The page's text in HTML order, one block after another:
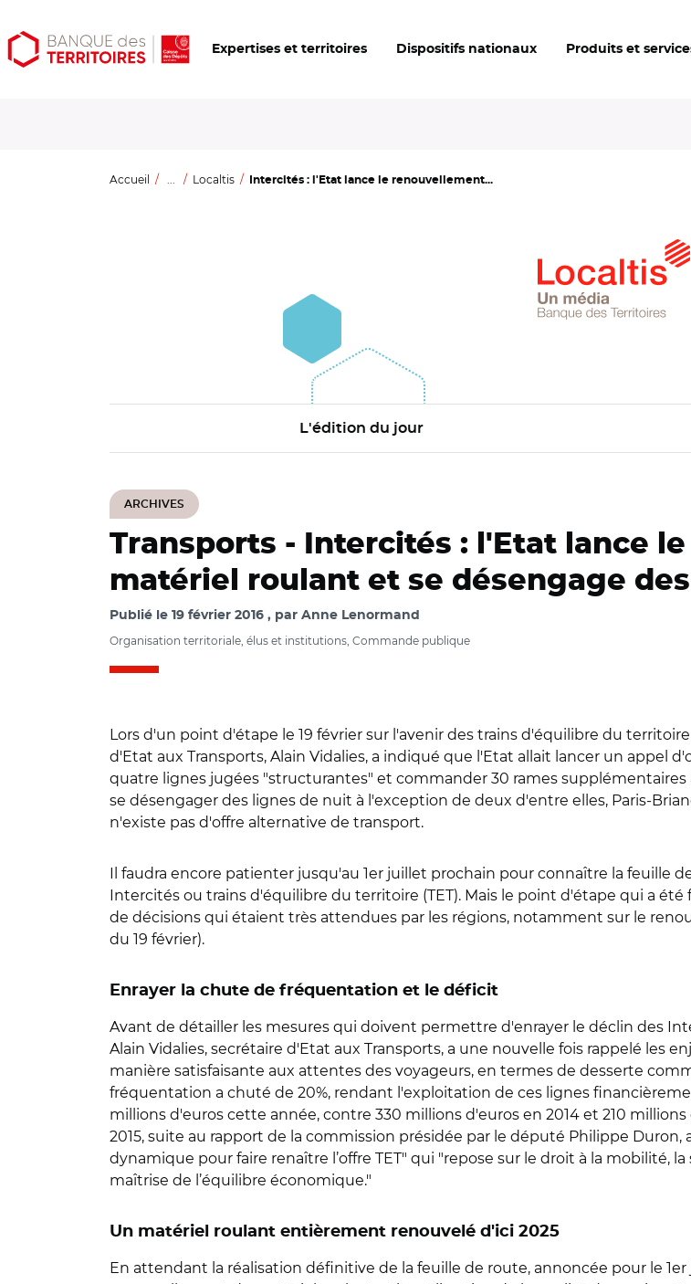
Aller
au
Aller
au
Ouvrir
les
Expertises et territoires Dispositifs nationaux Produits et
Accueil ... Localtis Intercités : l'Etat lance le renouvellement...
L'édition du jour
ARCHIVES
Transports -
Intercités : l'Etat lance
matériel roulant et se désengage
Publié le 19 février 2016 par Anne Lenormand
Organisation territoriale, élus et institutions, Commande publique
Lors d'un point d'étape le 19 février sur l'avenir des trains d'équilibre du
d'Etat aux Transports, Alain Vidalies, a indiqué que l'Etat allait lancer un appel
quatre lignes jugées "structurantes" et commander 30 rames supplémentaires
se désengager des lignes de nuit à l'exception de deux d'entre elles, Paris-
n'existe pas d'offre alternative de transport.
Il faudra encore patienter jusqu'au 1er juillet prochain pour connaître la feuille
Intercités ou trains d'équilibre du territoire (TET). Mais le point d'étape qui a
de décisions qui étaient très attendues par les régions, notamment sur le
du 19 février).
Enrayer la chute de fréquentation et le déficit
Avant de détailler les mesures qui doivent permettre d'enrayer le déclin des
Alain Vidalies, secrétaire d'Etat aux Transports, a une nouvelle fois rappelé les
manière satisfaisante aux attentes des voyageurs, en termes de desserte
fréquentation a chuté de 20%, rendant l'exploitation de ces lignes
millions d'euros cette année, contre 330 millions d'euros en 2014 et 210
2015, suite au rapport de la commission présidée par le député Philippe Duron,
dynamique pour faire renaître l’offre TET" qui "repose sur le droit à la mobilité,
maîtrise de l’équilibre économique."
Un matériel roulant entièrement renouvelé d'ici 2025
En attendant la réalisation définitive de la feuille de route, annoncée pour le